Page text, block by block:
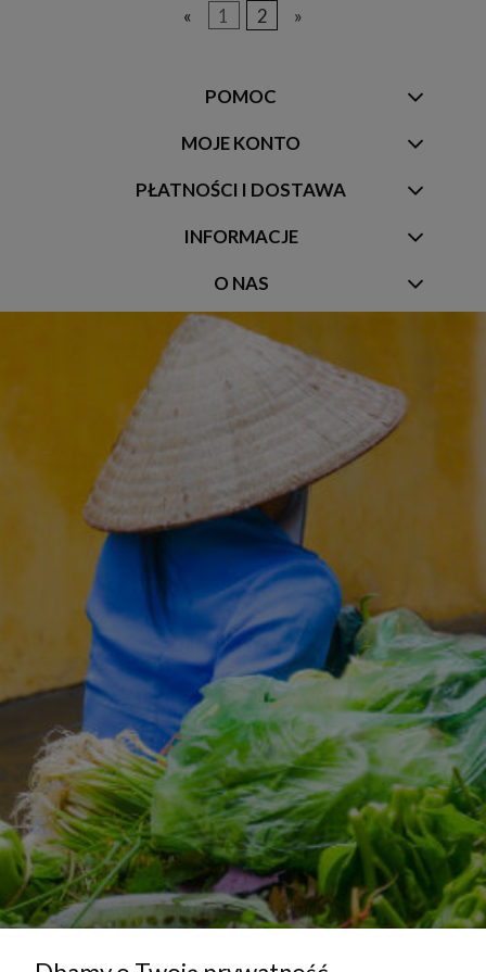
« 1 2 »
POMOC
MOJE KONTO
PŁATNOŚCI I DOSTAWA
INFORMACJE
O NAS